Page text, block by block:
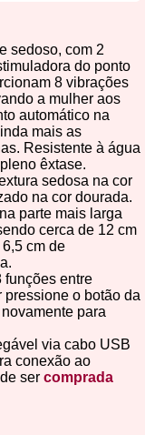
sedoso, com 2
do ponto
8 vibrações
a mulher aos
automático na
mais as
Resistente à água
êxtase.
sedosa na cor
na cor dourada.
parte mais larga
cerca de 12 cm
cm de
funções entre
o botão da
para
via cabo USB
conexão ao
ser comprada